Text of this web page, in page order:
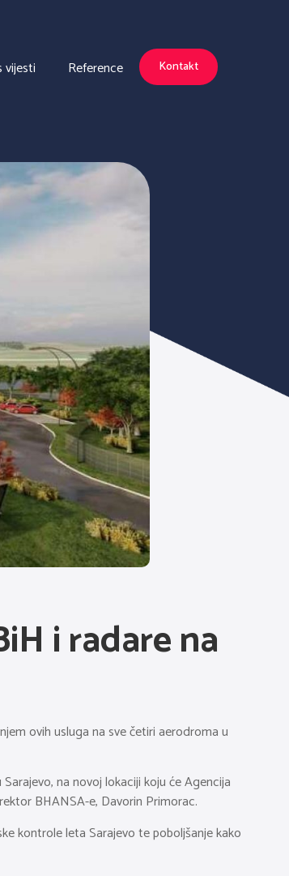
vijesti Reference Kontakt
i radare na
ovih usluga na sve četiri aerodroma u
na novoj lokaciji koju će Agencija
BHANSA-e, Davorin Primorac.
kontrole leta Sarajevo te poboljšanje kako